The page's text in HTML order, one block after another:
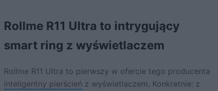
Rollme R11 Ultra to intrygujący
smart ring z wyświetlaczem
Rollme R11 Ultra to pierwszy w ofercie tego producenta
inteligentny pierścień z wyświetlaczem. Konkretnie: z